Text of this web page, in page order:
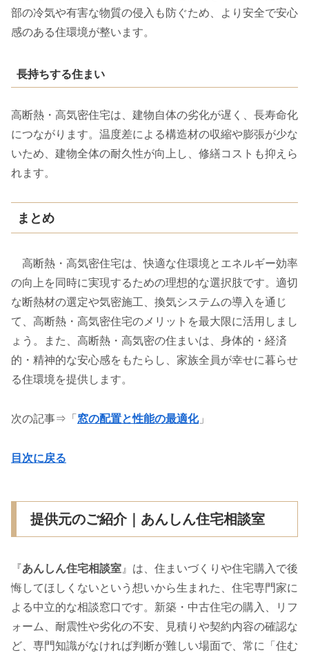
部の冷気や有害な物質の侵入も防ぐため、より安全で安心
感のある住環境が整います。
長持ちする住まい
高断熱・高気密住宅は、建物自体の劣化が遅く、長寿命化
につながります。温度差による構造材の収縮や膨張が少な
いため、建物全体の耐久性が向上し、修繕コストも抑えら
れます。
まとめ
高断熱・高気密住宅は、快適な住環境とエネルギー効率
の向上を同時に実現するための理想的な選択肢です。適切
な断熱材の選定や気密施工、換気システムの導入を通じ
て、高断熱・高気密住宅のメリットを最大限に活用しまし
ょう。また、高断熱・高気密の住まいは、身体的・経済
的・精神的な安心感をもたらし、家族全員が幸せに暮らせ
る住環境を提供します。
次の記事⇒「 窓の配置と性能の最適化」
目次に戻る
提供元のご紹介｜あんしん住宅相談室
『あんしん住宅相談室 』は、住まいづくりや住宅購入で後
悔してほしくないという想いから生まれた、住宅専門家に
よる中立的な相談窓口です。新築・中古住宅の購入、リフ
ォーム、耐震性や劣化の不安、見積りや契約内容の確認な
ど、専門知識がなければ判断が難しい場面で、常に「住む